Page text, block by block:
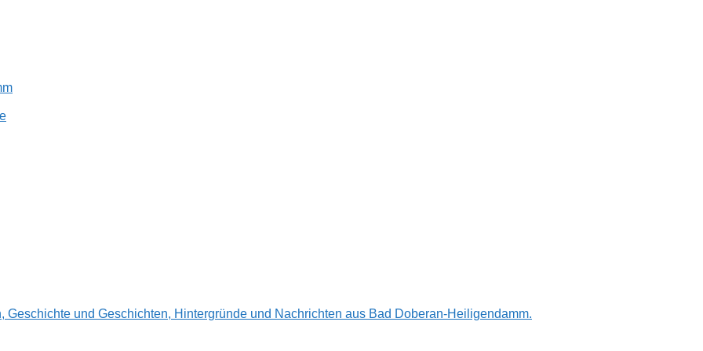
Geschichte und Geschichten, Hintergründe und Nachrichten aus Bad Doberan-Heiligendamm.